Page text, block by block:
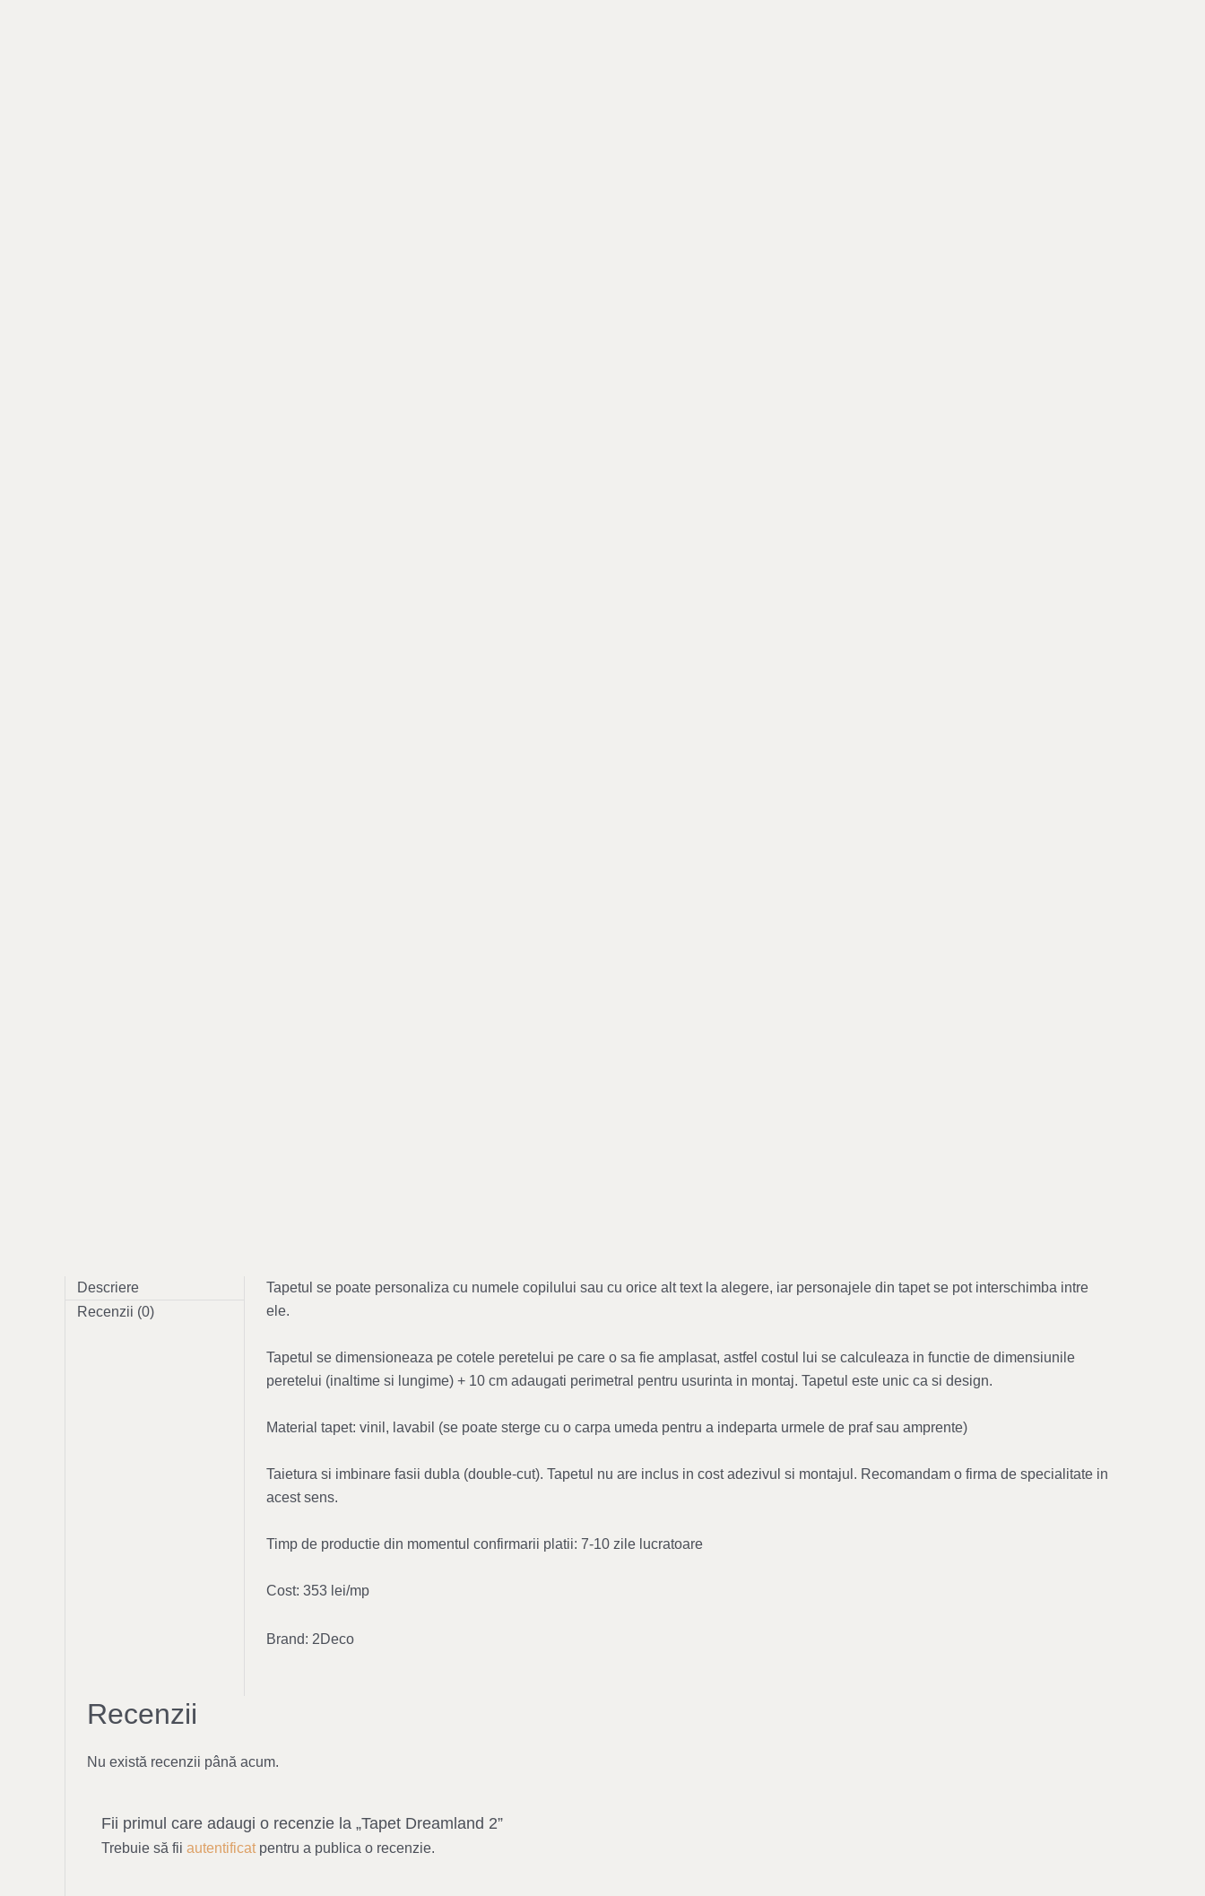
Descriere
Recenzii (0)
Tapetul se poate personaliza cu numele copilului sau cu orice alt text la alegere, iar personajele din tapet se pot interschimba intre
ele.
Tapetul se dimensioneaza pe cotele peretelui pe care o sa fie amplasat, astfel costul lui se calculeaza in functie de dimensiunile
peretelui (inaltime si lungime) + 10 cm adaugati perimetral pentru usurinta in montaj. Tapetul este unic ca si design.
Material tapet: vinil, lavabil (se poate sterge cu o carpa umeda pentru a indeparta urmele de praf sau amprente)
Taietura si imbinare fasii dubla (double-cut). Tapetul nu are inclus in cost adezivul si montajul. Recomandam o firma de specialitate in
acest sens.
Timp de productie din momentul confirmarii platii: 7-10 zile lucratoare
Cost: 353 lei/mp
Brand: 2Deco
Recenzii
Nu există recenzii până acum.
Fii primul care adaugi o recenzie la „Tapet Dreamland 2”
Trebuie să fii autentificatpentru a publica o recenzie.